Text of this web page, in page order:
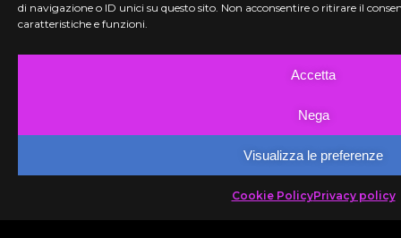
di navigazione o ID unici su questo sito. Non acconsentire o ritirare il
caratteristiche e funzioni.
Accetta
Nega
Visualizza le preferenze
Cookie PolicyPrivacy policy